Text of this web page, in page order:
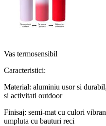
Vas termosensibil
Caracteristici:
Material: aluminiu usor si
si activitati outdoor
Finisaj: semi-mat cu culori
umpluta cu bauturi reci